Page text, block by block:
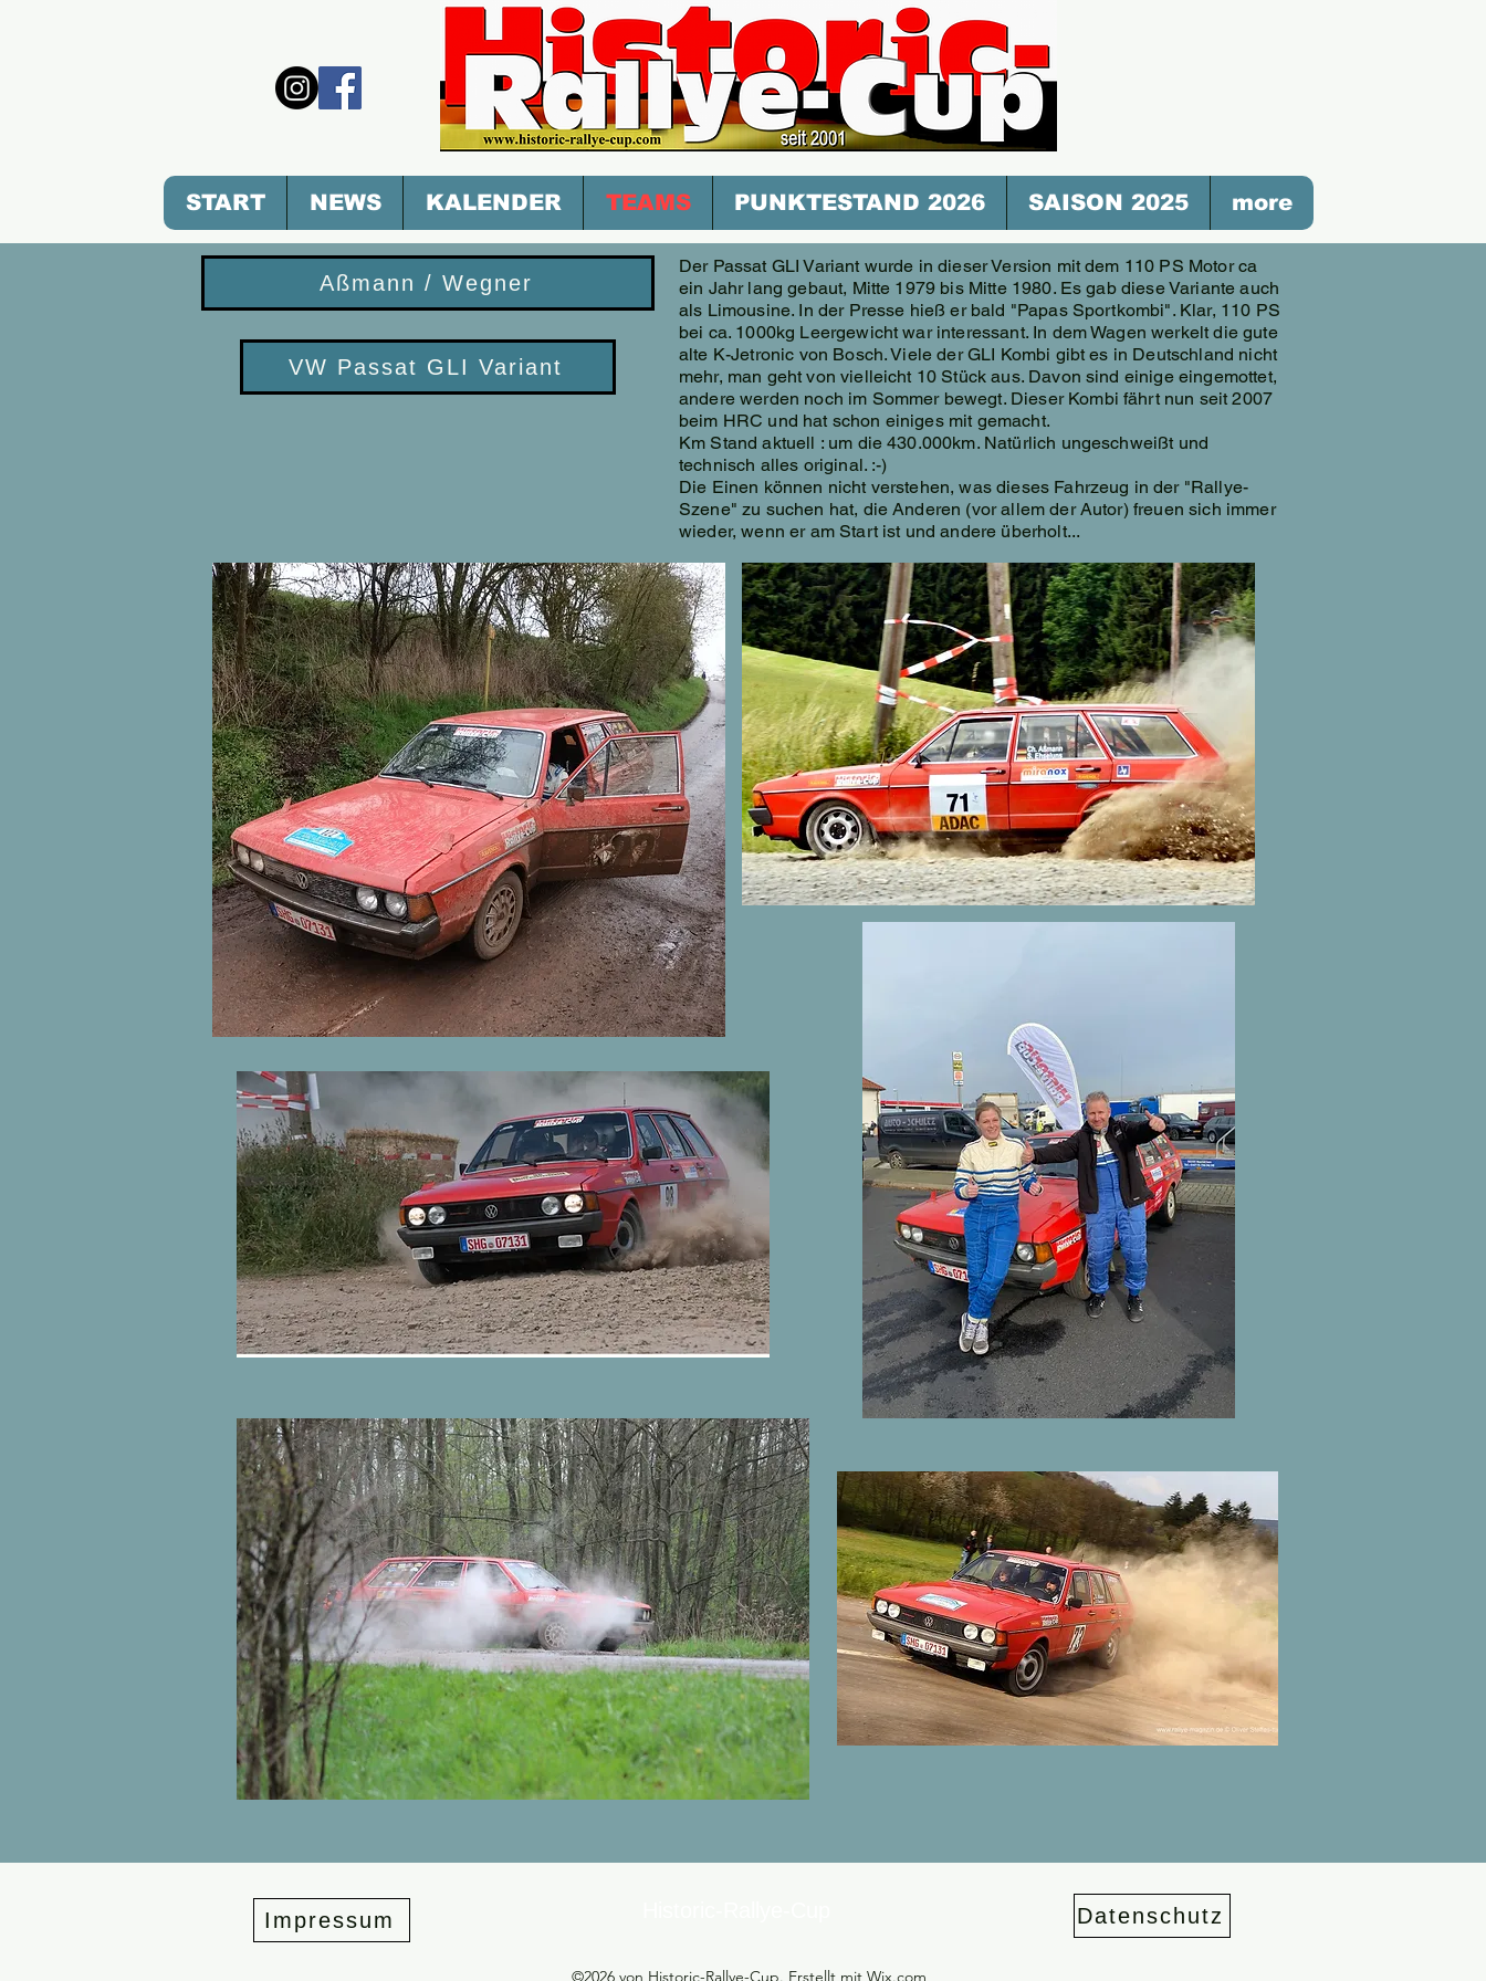
START NEWS KALENDER TEAMS PUNKTESTAND 2026 SAISON 2025 more
Aßmann / Wegner
VW Passat GLI Variant
Der Passat GLI Variant wurde in dieser Version mit dem 110 PS Motor ca
ein Jahr lang gebaut, Mitte 1979 bis Mitte 1980. Es gab diese Variante auch
als Limousine. In der Presse hieß er bald "Papas Sportkombi". Klar, 110 PS
bei ca. 1000kg Leergewicht war interessant. In dem Wagen werkelt die gute
alte K-Jetronic von Bosch. Viele der GLI Kombi gibt es in Deutschland nicht
mehr, man geht von vielleicht 10 Stück aus. Davon sind einige eingemottet,
andere werden noch im Sommer bewegt. Dieser Kombi fährt nun seit 2007
beim HRC und hat schon einiges mit gemacht.
Km Stand aktuell : um die 430.000km. Natürlich ungeschweißt und
technisch alles original. :-)
Die Einen können nicht verstehen, was dieses Fahrzeug in der "Rallye-
Szene" zu suchen hat, die Anderen (vor allem der Autor) freuen sich immer
wieder, wenn er am Start ist und andere überholt...
Impressum Datenschutz
©2026 von Historic-Rallye-Cup. Erstellt mit Wix.com